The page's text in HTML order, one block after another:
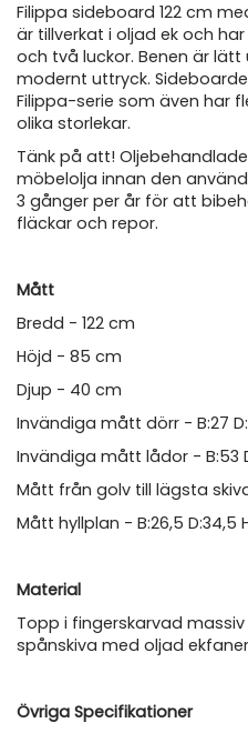
Filippa sideboard 122 cm
är tillverkat i oljad ek och
och två luckor. Benen är
modernt uttryck.
Filippa-serie som även har
olika storlekar.
Tänk på att!
möbelolja innan den
3 gånger per år för att
fläckar och repor.
Mått
Bredd - 122 cm
Höjd - 85 cm
Djup - 40 cm
Invändiga mått dörr - B:27
Invändiga mått lådor - B:53
Mått från golv till lägsta
Mått hyllplan - B:26,5 D:34,5
Material
Topp i fingerskarvad
spånskiva med oljad
Övriga Specifikationer